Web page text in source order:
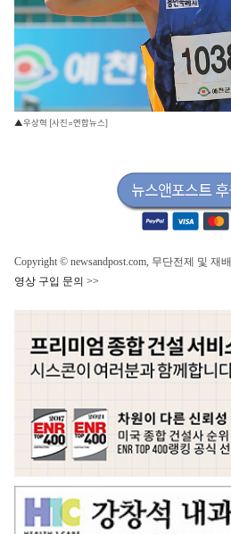
▲우상혁 [사진=연합뉴스]
Copyright © newsandpost.com, 무단전제 및
영상 구입 문의 >>